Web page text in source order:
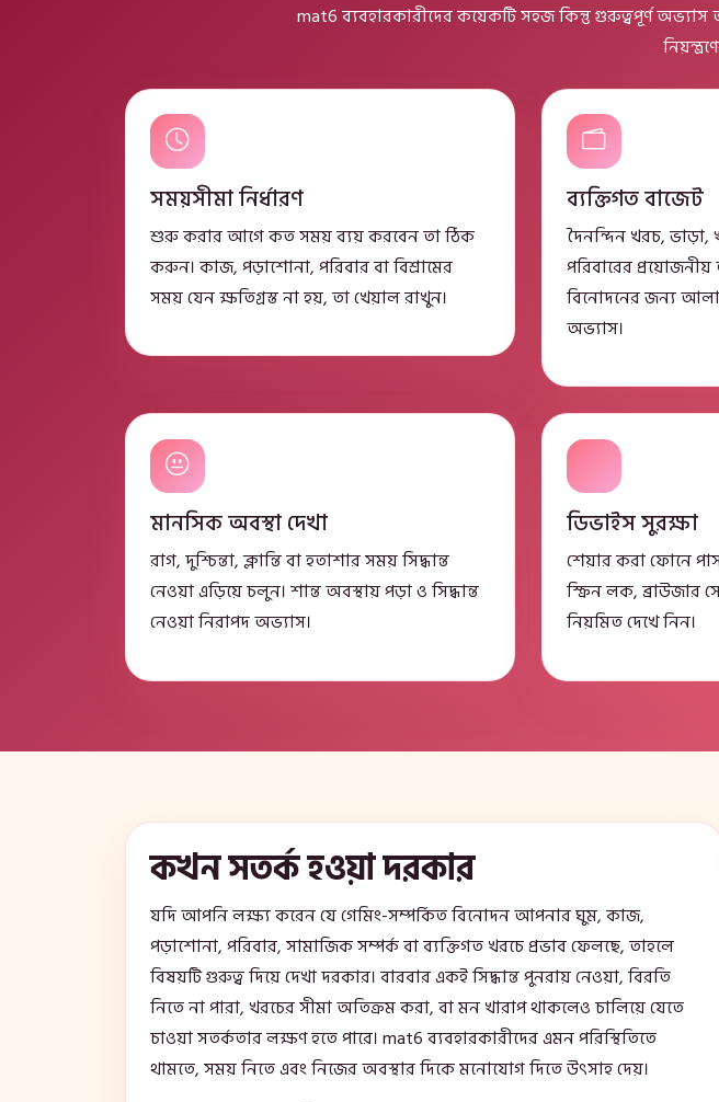
mat6 ব্যবহারকারীদের কয়েকটি সহজ কিন্তু গুরুত্বপূর্ণ
সময়সীমা নির্ধারণ
শুরু করার আগে কত সময় ব্যয় করবেন তা ঠিক
করুন। কাজ, পড়াশোনা, পরিবার বা বিশ্রামের
সময় যেন ক্ষতিগ্রস্ত না হয়, তা খেয়াল রাখুন।
ব্যক্তিগত বাজেট
দৈনন্দিন খরচ, ভাড়া,
পরিবারের
বিনোদনের জন্য
অভ্যাস।
মানসিক অবস্থা দেখা
রাগ, দুশ্চিন্তা, ক্লান্তি বা হতাশার সময় সিদ্ধান্ত
নেওয়া এড়িয়ে চলুন। শান্ত অবস্থায় পড়া ও সিদ্ধান্ত
নেওয়া নিরাপদ অভ্যাস।
ডিভাইস সুরক্ষা
শেয়ার করা ফোনে
স্ক্রিন লক, ব্রাউজার
নিয়মিত দেখে নিন।
কখন সতর্ক হওয়া দরকার
যদি আপনি লক্ষ্য করেন যে গেমিং-সম্পর্কিত বিনোদন আপনার ঘুম, কাজ,
পড়াশোনা, পরিবার, সামাজিক সম্পর্ক বা ব্যক্তিগত খরচে প্রভাব ফেলছে, তাহলে
বিষয়টি গুরুত্ব দিয়ে দেখা দরকার। বারবার একই সিদ্ধান্ত পুনরায় নেওয়া, বিরতি
নিতে না পারা, খরচের সীমা অতিক্রম করা, বা মন খারাপ থাকলেও চালিয়ে যেতে
চাওয়া সতর্কতার লক্ষণ হতে পারে। mat6 ব্যবহারকারীদের এমন পরিস্থিতিতে
থামতে, সময় নিতে এবং নিজের অবস্থার দিকে মনোযোগ দিতে উৎসাহ দেয়।